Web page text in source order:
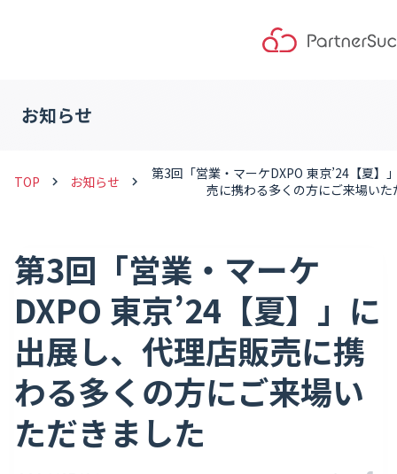
お知らせ
TOP keyboard_arrow_right お知らせ keyboard_arrow_right
第3回「営業・マーケDXPO 東京’24【夏】
売に携わる多くの方にご来場いた
第3回「営業・マーケ
DXPO 東京’24【夏】」に
出展し、代理店販売に携
わる多くの方にご来場い
ただきました